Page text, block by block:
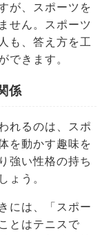
が、スポーツを
せん。スポーツ
も、答え方を工
できます。
係
れるのは、スポ
を動かす趣味を
強い性格の持ち
ょう。
には、「スポー
とはテニスで